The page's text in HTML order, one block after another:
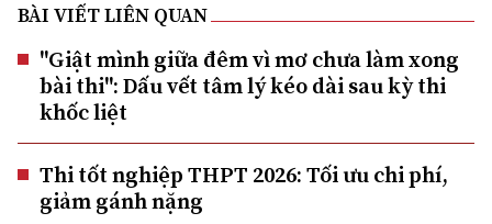
BÀI VIẾT LIÊN QUAN
"Giật mình giữa đêm vì mơ chưa làm xong
bài thi": Dấu vết tâm lý kéo dài sau kỳ thi
khốc liệt
Thi tốt nghiệp THPT 2026: Tối ưu chi phí,
giảm gánh nặng